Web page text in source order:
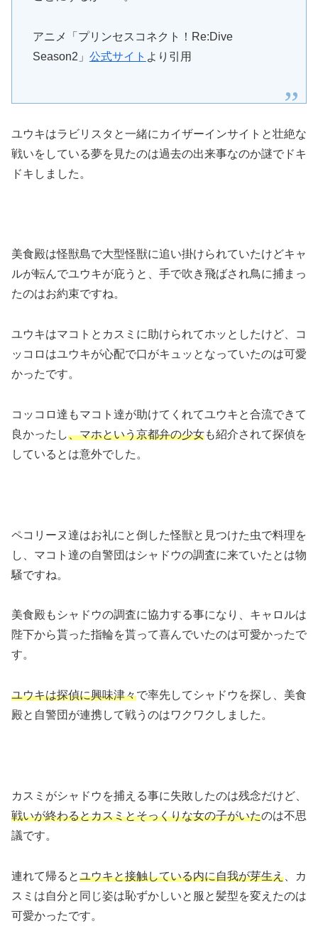
アニメ「プリンセスコネクト！Re:Dive
Season2」 公式サイト より引用
ユウキはラビリスタと一緒にカイザーインサイトと壮絶な
戦いをしている夢を見たのは過去の出来事なのか謎でドキ
ドキしました。
美食殿は怪獣島で大型怪獣に追い掛けられていたけどキャ
ルが転んでユウキが庇うと、手で吹き飛ばされ鳥に捕まっ
たのはお約束ですね。
ユウキはマコトとカスミに助けられてホッとしたけど、コ
ッコロはユウキが心配で口がキュッとなっていたのは可愛
かったです。
コッコロ達もマコト達が助けてくれてユウキと合流できて
良かったし、マホという京都弁の少女も紹介されて探偵を
しているとは意外でした。
ペコリーヌ達はお礼にと倒した怪獣と見つけた虫で料理を
し、マコト達の自警団はシャドウの調査に来ていたとは物
騒ですね。
美食殿もシャドウの調査に協力する事になり、キャロルは
陛下から貰った指輪を貰って喜んでいたのは可愛かったで
す。
ユウキは探偵に興味津々で率先してシャドウを探し、美食
殿と自警団が連携して戦うのはワクワクしました。
カスミがシャドウを捕える事に失敗したのは残念だけど、
戦いが終わるとカスミとそっくりな女の子がいたのは不思
議です。
連れて帰るとユウキと接触している内に自我が芽生え 、カ
スミは自分と同じ姿は恥ずかしいと服と髪型を変えたのは
可愛かったです。